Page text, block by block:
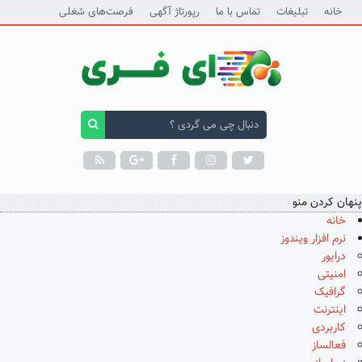
خانه تبلیغات تماس با ما رپورتاژ آگهی فرصت‌های شغلی
پنهان کردن منو
خانه
نرم افزار ویندوز
درایور
امنیتی
گرافیک
اینترنت
کاربردی
فعالساز